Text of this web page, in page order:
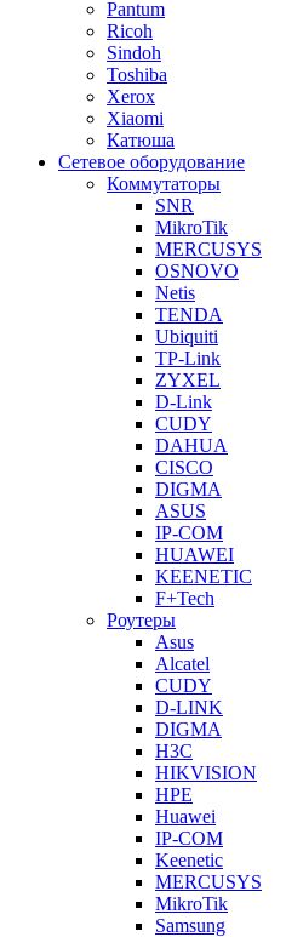
Pantum
Ricoh
Sindoh
Toshiba
Xerox
Xiaomi
Катюша
Сетевое оборудование
Коммутаторы
SNR
MikroTik
MERCUSYS
OSNOVO
Netis
TENDA
Ubiquiti
TP-Link
ZYXEL
D-Link
CUDY
DAHUA
CISCO
DIGMA
ASUS
IP-COM
HUAWEI
KEENETIC
F+Tech
Роутеры
Asus
Alcatel
CUDY
D-LINK
DIGMA
H3C
HIKVISION
HPE
Huawei
IP-COM
Keenetic
MERCUSYS
MikroTik
Samsung